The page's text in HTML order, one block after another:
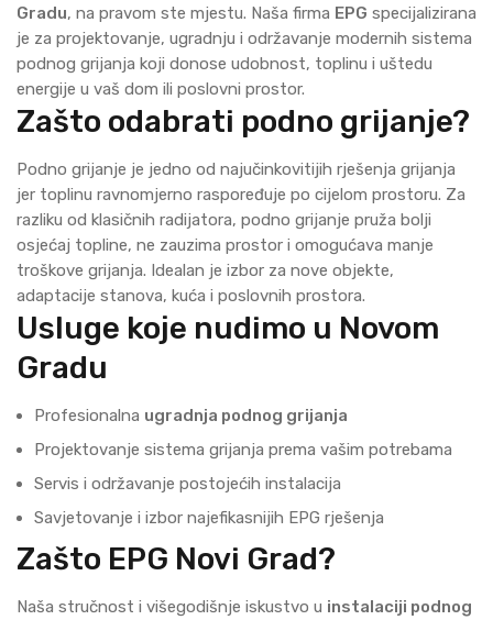
Gradu, na pravom ste mjestu. Naša firma EPG specijalizirana
je za projektovanje, ugradnju i održavanje modernih sistema
podnog grijanja koji donose udobnost, toplinu i uštedu
energije u vaš dom ili poslovni prostor.
Zašto odabrati podno grijanje?
Podno grijanje je jedno od najučinkovitijih rješenja grijanja
jer toplinu ravnomjerno raspoređuje po cijelom prostoru. Za
razliku od klasičnih radijatora, podno grijanje pruža bolji
osjećaj topline, ne zauzima prostor i omogućava manje
troškove grijanja. Idealan je izbor za nove objekte,
adaptacije stanova, kuća i poslovnih prostora.
Usluge koje nudimo u Novom
Gradu
Profesionalna ugradnja podnog grijanja
Projektovanje sistema grijanja prema vašim potrebama
Servis i održavanje postojećih instalacija
Savjetovanje i izbor najefikasnijih EPG rješenja
Zašto EPG Novi Grad?
Naša stručnost i višegodišnje iskustvo u instalaciji podnog